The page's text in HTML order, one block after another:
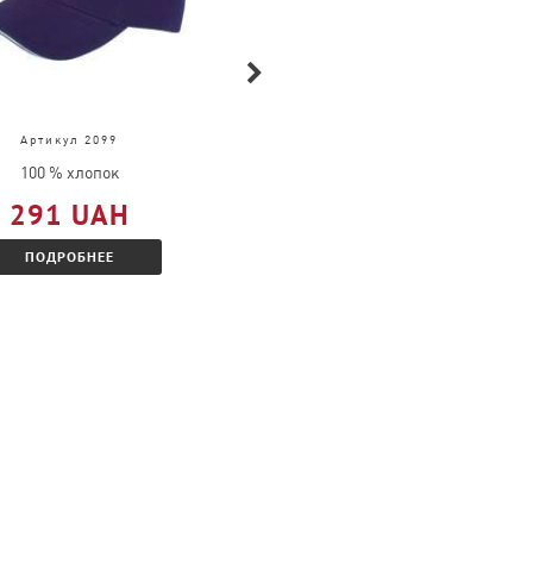
Артикул 2099
100 % хлопок
291 UAH
ПОДРОБНЕЕ